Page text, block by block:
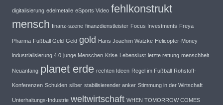
digitalisierung edelmetalle eSports Video fehlkonstrukt
mensch finanz-szene finanzdienstleister Focus Investments Freya
Pharma Fußball Geld Geld gold Hans Joachim Watzke Helicopter-Money
industrialisierung 4.0 junge Menschen Krise Lebenslust letzte rettung menschheit
Neuanfang planet erde rechten Ideen Regel im Fußball Rohstoff-
Konferenzen Schulden silber stabilisierender anker Stimmung in der Wirtschaft
Unterhaltungs-Industrie weltwirtschaft WHEN TOMORROW COMES